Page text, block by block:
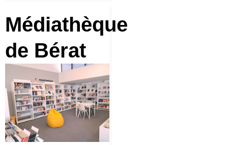
Médiathèque
de Bérat